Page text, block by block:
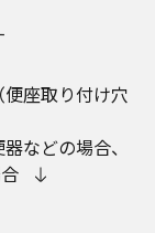
座取り付け穴
などの場合、